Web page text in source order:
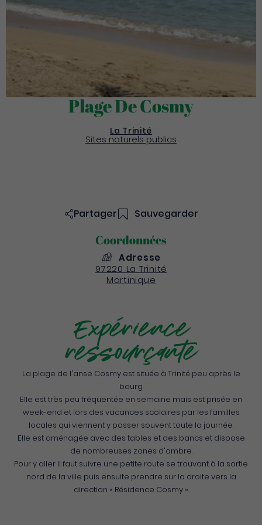
Plage De Cosmy
La Trinité
Sites naturels publics
Expérience
ressourçante
La plage de l'anse Cosmy est située à Trinité peu après le
bourg.
Elle est très peu fréquentée en semaine mais est prisée en
week-end et lors des vacances scolaires par les familles
locales qui viennent y passer souvent toute la journée.
Elle est aménagée avec des tables et des bancs et dispose
de nombreuses zones d'ombre.
Pour y aller il faut suivre une petite route se trouvant à la sortie
nord de la ville puis ensuite prendre sur la droite vers la
direction « Résidence Cosmy ».
Partager Sauvegarder
Coordonnées
Adresse
97220 La Trinité
Martinique